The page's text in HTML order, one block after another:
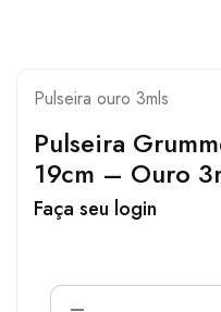
Pulseira ouro 3mls
Pulseira
19cm – Ouro
Faça seu login